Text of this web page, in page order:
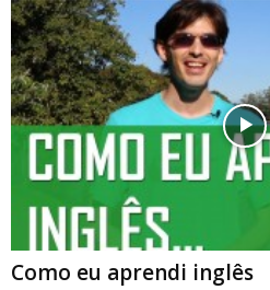
Como eu aprendi inglês